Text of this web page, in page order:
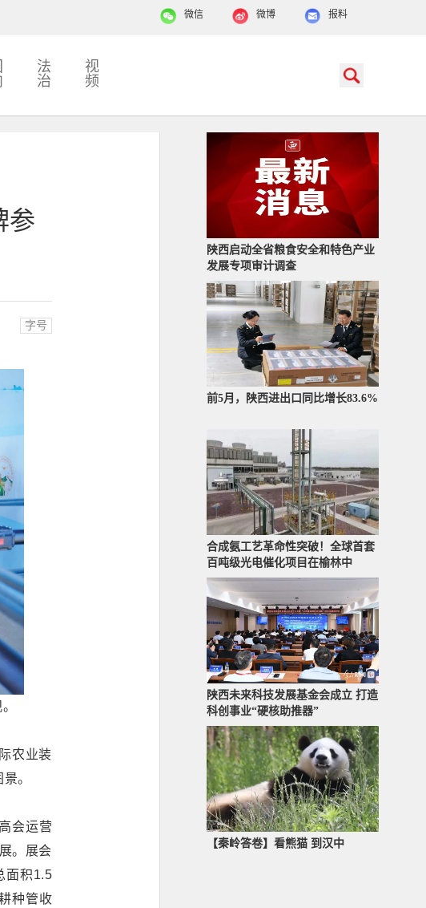
报料
微博
微信
法
治
视
频
参
字号
农业装
。
会运营
。展会
面积1.5
种管收
陕西启动全省粮食安全和特色产业
发展专项审计调查
前5月，陕西进出口同比增长83.6%
合成氨工艺革命性突破！全球首套
百吨级光电催化项目在榆林中
陕西未来科技发展基金会成立 打造
科创事业“硬核助推器”
【秦岭答卷】看熊猫 到汉中